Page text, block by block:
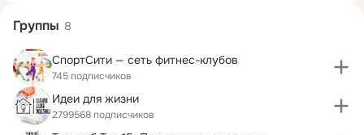
Группы 8
СпортСити — сеть фитнес-клубов
745 подписчиков
Идеи для жизни
2799568 подписчиков